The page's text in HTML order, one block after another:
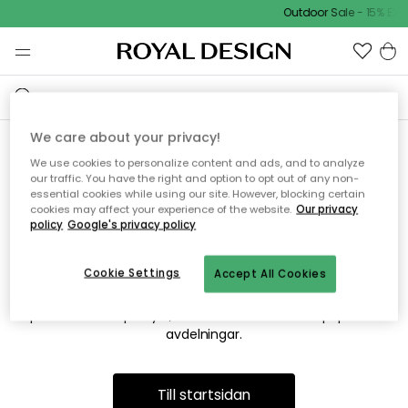
Outdoor Sale - 15%
Vi hittar tyvärr inte sidan du
söker
Detta kan bero på att sidan inte längre finns eller att den har
flyttats. Vi ber om ursäkt för besväret. I menyn ovan kan du
prova att söka på nytt, eller besöka en av våra populära
avdelningar.
Till startsidan
We care about your privacy!
We use cookies to personalize content and ads, and to analyze
our traffic. You have the right and option to opt out of any non-
essential cookies while using our site. However, blocking certain
cookies may affect your experience of the website. Our privacy
policy Google's privacy policy
Accept All Cookies
Cookie Settings